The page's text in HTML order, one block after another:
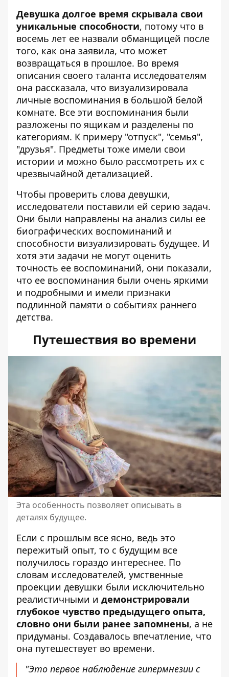
Девушка долгое время скрывала свои
уникальные способности, потому что в
восемь лет ее назвали обманщицей после
того, как она заявила, что может
возвращаться в прошлое. Во время
описания своего таланта исследователям
она рассказала, что визуализировала
личные воспоминания в большой белой
комнате. Все эти воспоминания были
разложены по ящикам и разделены по
категориям. К примеру "отпуск", "семья",
"друзья". Предметы тоже имели свои
истории и можно было рассмотреть их с
чрезвычайной детализацией.
Чтобы проверить слова девушки,
исследователи поставили ей серию задач.
Они были направлены на анализ силы ее
биографических воспоминаний и
способности визуализировать будущее. И
хотя эти задачи не могут оценить
точность ее воспоминаний, они показали,
что ее воспоминания были очень яркими
и подробными и имели признаки
подлинной памяти о событиях раннего
детства.
Путешествия во времени
Эта особенность позволяет описывать в
деталях будущее.
Если с прошлым все ясно, ведь это
пережитый опыт, то с будущим все
получилось гораздо интереснее. По
словам исследователей, умственные
проекции девушки были исключительно
реалистичными и демонстрировали
глубокое чувство предыдущего опыта,
словно они были ранее запомнены, а не
придуманы. Создавалось впечатление, что
она путешествует во времени.
"Это первое наблюдение гипермнезии с